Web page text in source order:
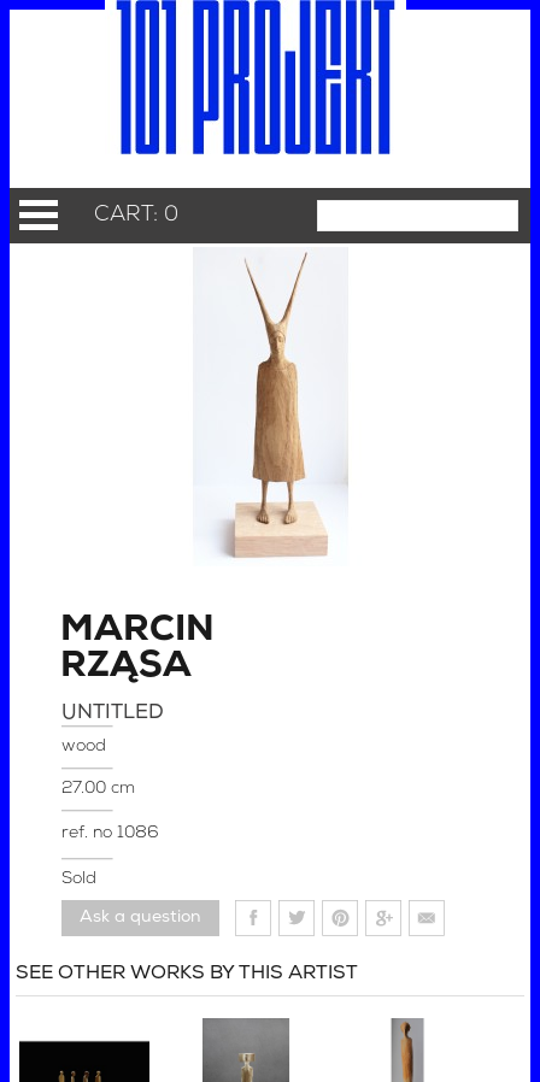
CART: 0
MARCIN
RZĄSA
UNTITLED
wood
27.00 cm
ref. no1086
Sold
Ask a question
SEE OTHER WORKS BY THIS ARTIST